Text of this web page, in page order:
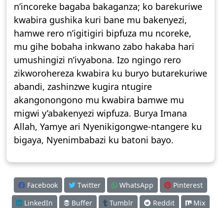
n’incoreke bagaba bakaganza; ko barekuriwe
kwabira gushika kuri bane mu bakenyezi,
hamwe rero n’igitigiri bipfuza mu ncoreke,
mu gihe bobaha inkwano zabo hakaba hari
umushingizi n’ivyabona. Izo ngingo rero
zikworohereza kwabira ku buryo butarekuriwe
abandi, zashinzwe kugira ntugire
akangonongono mu kwabira bamwe mu
migwi y’abakenyezi wipfuza. Burya Imana
Allah, Yamye ari Nyenikigongwe-ntangere ku
bigaya, Nyenimbabazi ku batoni bayo.
Facebook Twitter WhatsApp
Pinterest
LinkedIn
Buffer Tumblr Reddit
Mix